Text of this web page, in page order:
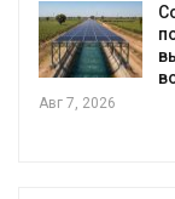
Авг 7, 2026